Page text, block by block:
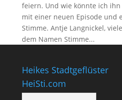
feiern. Und wie könnte ich ihn
mit einer neuen Episode und
Stimme. Antje Langnickel,
dem Namen Stimme...
Heikes Stadtgeflüster
HeiSti.com